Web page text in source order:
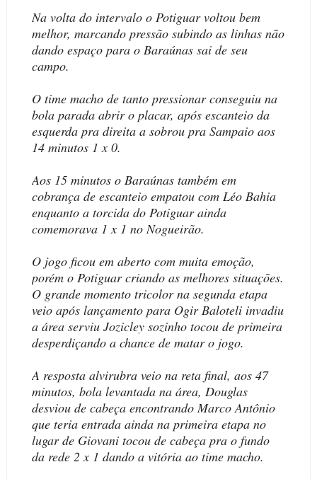
Na volta do intervalo o Potiguar voltou bem
melhor, marcando pressão subindo as linhas não
dando espaço para o Baraúnas sai de seu
campo.
O time macho de tanto pressionar conseguiu na
bola parada abrir o placar, após escanteio da
esquerda pra direita a sobrou pra Sampaio aos
14 minutos 1 x 0.
Aos 15 minutos o Baraúnas também em
cobrança de escanteio empatou com Léo Bahia
enquanto a torcida do Potiguar ainda
comemorava 1 x 1 no Nogueirão.
O jogo ficou em aberto com muita emoção,
porém o Potiguar criando as melhores situações.
O grande momento tricolor na segunda etapa
veio após lançamento para Ogir Baloteli invadiu
a área serviu Jozicley sozinho tocou de primeira
desperdiçando a chance de matar o jogo.
A resposta alvirubra veio na reta final, aos 47
minutos, bola levantada na área, Douglas
desviou de cabeça encontrando Marco Antônio
que teria entrada ainda na primeira etapa no
lugar de Giovani tocou de cabeça pra o fundo
da rede 2 x 1 dando a vitória ao time macho.